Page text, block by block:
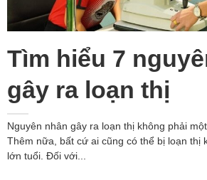
Tìm hiểu 7
gây ra loạn thị
Nguyên nhân gây ra loạn thị không phải
Thêm nữa, bất cứ ai cũng có thể bị loạn thị
lớn tuổi. Đối với...